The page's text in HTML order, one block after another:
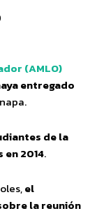
(AMLO)
entregado
de la
en 2014.
el
la reunión